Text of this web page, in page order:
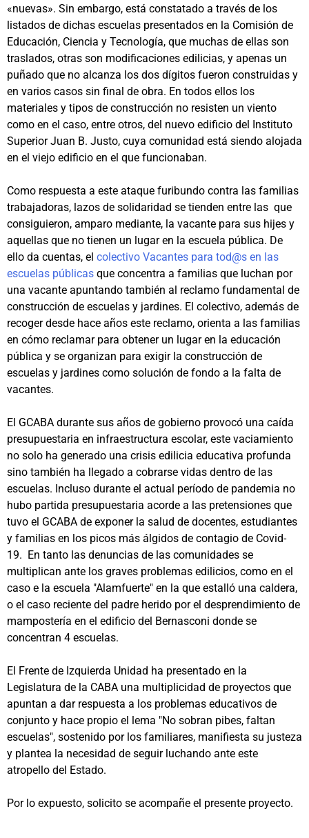
«nuevas». Sin embargo, está constatado a través de los
listados de dichas escuelas presentados en la Comisión de
Educación, Ciencia y Tecnología, que muchas de ellas son
traslados, otras son modificaciones edilicias, y apenas un
puñado que no alcanza los dos dígitos fueron construidas y
en varios casos sin final de obra. En todos ellos los
materiales y tipos de construcción no resisten un viento
como en el caso, entre otros, del nuevo edificio del Instituto
Superior Juan B. Justo, cuya comunidad está siendo alojada
en el viejo edificio en el que funcionaban.
Como respuesta a este ataque furibundo contra las familias
trabajadoras, lazos de solidaridad se tienden entre las que
consiguieron, amparo mediante, la vacante para sus hijes y
aquellas que no tienen un lugar en la escuela pública. De
ello da cuentas, el colectivo Vacantes para tod@s en las
escuelas públicas que concentra a familias que luchan por
una vacante apuntando también al reclamo fundamental de
construcción de escuelas y jardines. El colectivo, además de
recoger desde hace años este reclamo, orienta a las familias
en cómo reclamar para obtener un lugar en la educación
pública y se organizan para exigir la construcción de
escuelas y jardines como solución de fondo a la falta de
vacantes.
El GCABA durante sus años de gobierno provocó una caída
presupuestaria en infraestructura escolar, este vaciamiento
no solo ha generado una crisis edilicia educativa profunda
sino también ha llegado a cobrarse vidas dentro de las
escuelas. Incluso durante el actual período de pandemia no
hubo partida presupuestaria acorde a las pretensiones que
tuvo el GCABA de exponer la salud de docentes, estudiantes
y familias en los picos más álgidos de contagio de Covid-
19. En tanto las denuncias de las comunidades se
multiplican ante los graves problemas edilicios, como en el
caso e la escuela "Alamfuerte" en la que estalló una caldera,
o el caso reciente del padre herido por el desprendimiento de
mampostería en el edificio del Bernasconi donde se
concentran 4 escuelas.
El Frente de Izquierda Unidad ha presentado en la
Legislatura de la CABA una multiplicidad de proyectos que
apuntan a dar respuesta a los problemas educativos de
conjunto y hace propio el lema "No sobran pibes, faltan
escuelas", sostenido por los familiares, manifiesta su justeza
y plantea la necesidad de seguir luchando ante este
atropello del Estado.
Por lo expuesto, solicito se acompañe el presente proyecto.